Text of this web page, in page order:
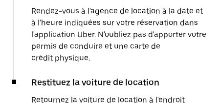
Rendez-vous à l'agence de location à la date et
à l'heure indiquées sur votre réservation dans
l'application Uber. N'oubliez pas d'apporter votre
permis de conduire et une carte de
crédit physique.
Restituez la voiture de location
Retournez la voiture de location à l'endroit